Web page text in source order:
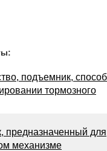
подъемник, способ
тормозного
предназначенный для
механизме